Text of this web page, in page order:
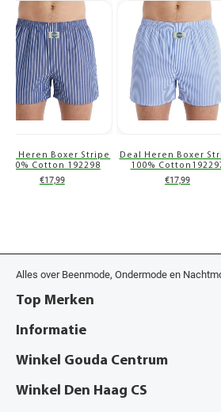
Heren Boxer Stripe
100% Cotton 192298
€17,99
Deal Heren Boxer
100%
€17,99
Alles over Beenmode, Ondermode en
Top Merken
Informatie
Winkel Gouda Centrum
Winkel Den Haag CS